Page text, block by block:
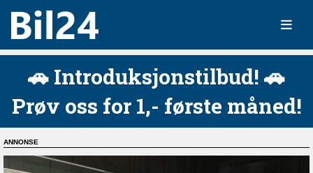
🚗 Introduksjonstilbud! 🚗
Prøv oss for 1,- første måned!